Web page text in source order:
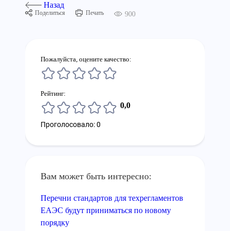
Назад
Поделиться Печать 900
Пожалуйста, оцените качество:
Рейтинг:
0,0
Проголосовало: 0
Вам может быть интересно:
Перечни стандартов для техрегламентов
ЕАЭС будут приниматься по новому
порядку